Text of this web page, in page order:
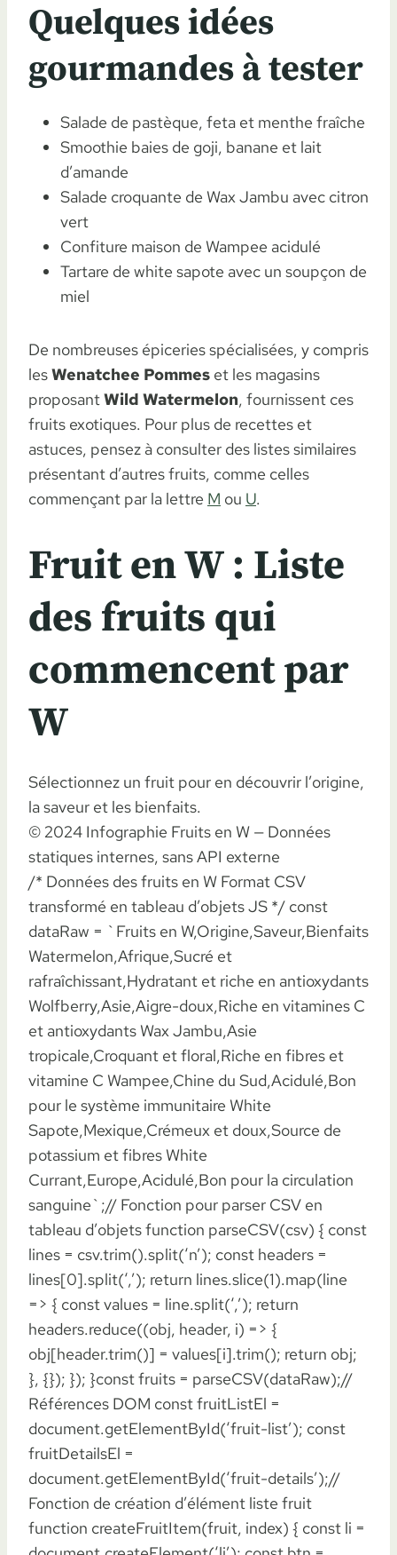
Quelques idées
gourmandes à tester
Salade de pastèque, feta et menthe fraîche
Smoothie baies de goji, banane et lait
d’amande
Salade croquante de Wax Jambu avec citron
vert
Confiture maison de Wampee acidulé
Tartare de white sapote avec un soupçon de
miel
De nombreuses épiceries spécialisées, y compris
lesWenatchee Pommes et les magasins
proposantWild Watermelon, fournissent ces
fruits exotiques. Pour plus de recettes et
astuces, pensez à consulter des listes similaires
présentant d’autres fruits, comme celles
commençant par la lettre M ou U.
Fruit en W : Liste
des fruits qui
commencent par
W
Sélectionnez un fruit pour en découvrir l’origine,
la saveur et les bienfaits.
© 2024 Infographie Fruits en W — Données
statiques internes, sans API externe
/* Données des fruits en W Format CSV
transformé en tableau d’objets JS */ const
dataRaw = `Fruits en W,Origine,Saveur,Bienfaits
Watermelon,Afrique,Sucré et
rafraîchissant,Hydratant et riche en antioxydants
Wolfberry,Asie,Aigre-doux,Riche en vitamines C
et antioxydants Wax Jambu,Asie
tropicale,Croquant et floral,Riche en fibres et
vitamine C Wampee,Chine du Sud,Acidulé,Bon
pour le système immunitaire White
Sapote,Mexique,Crémeux et doux,Source de
potassium et fibres White
Currant,Europe,Acidulé,Bon pour la circulation
sanguine`;// Fonction pour parser CSV en
tableau d’objets function parseCSV(csv) { const
lines = csv.trim().split(‘n’); const headers =
lines[0].split(‘,’); return lines.slice(1).map(line
=> { const values = line.split(‘,’); return
headers.reduce((obj, header, i) => {
obj[header.trim()] = values[i].trim(); return obj;
}, {}); }); }const fruits = parseCSV(dataRaw);//
Références DOM const fruitListEl =
document.getElementById(‘fruit-list’); const
fruitDetailsEl =
document.getElementById(‘fruit-details’);//
Fonction de création d’élément liste fruit
function createFruitItem(fruit, index) { const li =